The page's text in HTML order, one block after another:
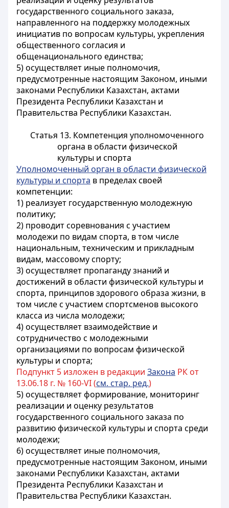
государственного социального заказа,
направленного на поддержку молодежных
инициатив по вопросам культуры, укрепления
общественного согласия и
общенационального единства;
5) осуществляет иные полномочия,
предусмотренные настоящим Законом, иными
законами Республики Казахстан, актами
Президента Республики Казахстан и
Правительства Республики Казахстан.
Статья 13. Компетенция уполномоченного
органа в области физической
культуры и спорта
Уполномоченный орган в области физической
культуры и спорта в пределах своей
компетенции:
1) реализует государственную молодежную
политику;
2) проводит соревнования с участием
молодежи по видам спорта, в том числе
национальным, техническим и прикладным
видам, массовому спорту;
3) осуществляет пропаганду знаний и
достижений в области физической культуры и
спорта, принципов здорового образа жизни, в
том числе с участием спортсменов высокого
класса из числа молодежи;
4) осуществляет взаимодействие и
сотрудничество с молодежными
организациями по вопросам физической
культуры и спорта;
Подпункт 5 изложен в редакции Закона РК от
13.06.18 г. № 160-VI (см. стар. ред.)
5) осуществляет формирование, мониторинг
реализации и оценку результатов
государственного социального заказа по
развитию физической культуры и спорта среди
молодежи;
6) осуществляет иные полномочия,
предусмотренные настоящим Законом, иными
законами Республики Казахстан, актами
Президента Республики Казахстан и
Правительства Республики Казахстан.